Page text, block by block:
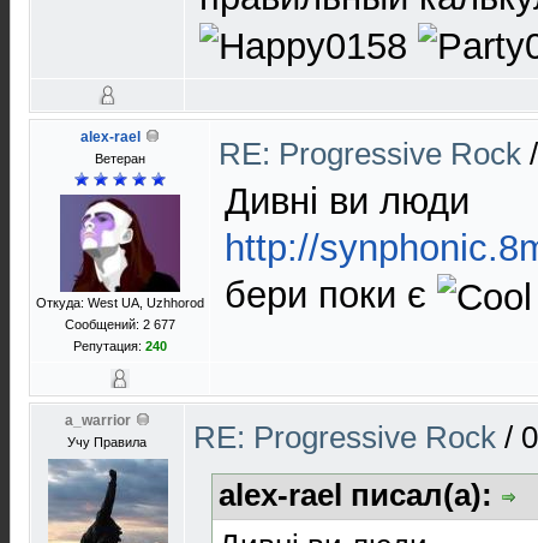
alex-rael
Ветеран
Откуда: West UA, Uzhhorod
Сообщений: 2 677
Репутация: 240
RE: Progressive Rock
Дивні ви люди
http://
бери поки є
a_warrior
Учу Правила RE: Progressive Rock /
alex-rael писал(а):